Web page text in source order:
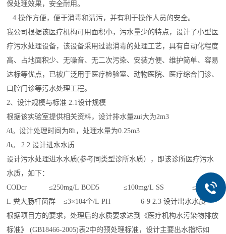
保处理效果，安全耐用。
4.操作方便，便于消毒和清污，并有利于操作人员的安全。
我公司根据该医疗机构可用面积小，污水量少的特点，设计了小型医
疗污水处理设备，该设备采用过滤消毒的处理工艺，具有自动化程度
高、占地面积少、无噪音、无二次污染、安装方便、维护简单、容易
达标等优点，已被广泛用于医疗检验室、动物医院、医疗综合门诊、
口腔门诊等污水处理工程。
2、设计规模与标准 2.1设计规模
根据该实验室提供相关资料，设计排水量zui大为2m3
/d。设计处理时间为8h，处理水量为0.25m3
/h。 2.2 设计进水水质
设计污水处理进水水质(参考同类型诊所水质），即该诊所医疗污水
水质，如下：
CODcr ≤250mg/L BOD5 ≤100mg/L SS ≤60 mg/
L 粪大肠杆菌群 ≤3×104个/L PH 6-9 2.3 设计出水水质
根据项目方的要求，处理后的水质要求达到《医疗机构水污染物排放
标准》 (GB18466-2005)表2中的预处理标准，设计主要出水指标如